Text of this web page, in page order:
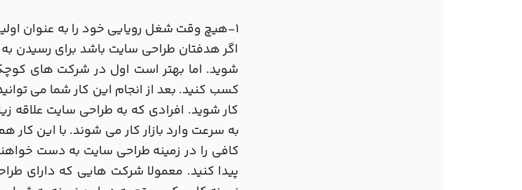
1-هیچ وقت شغل رویایی خود را به عنوان اولین شغل خود انتخاب نکنید.
اگر هدفتان طراحی سایت باشد برای
شوید. اما بهتر است اول در شرکت های کوچک
کسب کنید. بعد از انجام این کار شما می
کار شوید. افرادی که به طراحی سایت علاقه
به سرعت وارد بازار کار می شوند. با این
کافی را در زمینه طراحی سایت به دست خواهند
پیدا کنید. معمولا شرکت هایی که دارای